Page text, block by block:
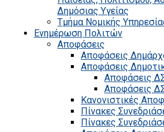
Δημόσιας Υγείας
Τμήμα Νομικής
Ενημέρωση Πολιτών
Αποφάσεις
Αποφάσεις
Αποφάσεις
Αποφάσεις
Αποφάσεις
Κανονιστικές
Πίνακες
Πίνακες